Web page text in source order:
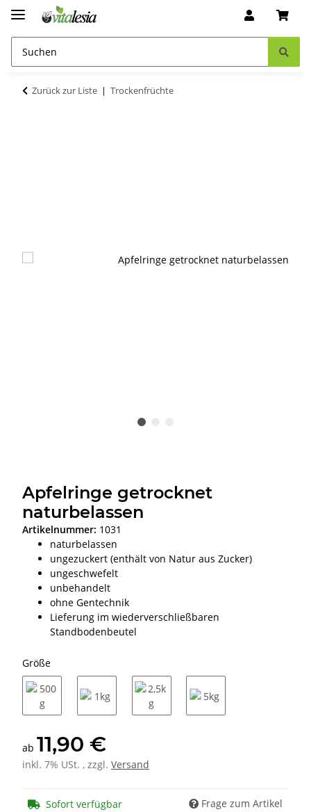
Zurück zur Liste Trockenfrüchte
Apfelringe getrocknet
naturbelassen
Artikelnummer: 1031
naturbelassen
ungezuckert (enthält von Natur aus Zucker)
ungeschwefelt
unbehandelt
ohne Gentechnik
Lieferung im wiederverschließbaren
Standbodenbeutel
Größe
ab 11,90 €
inkl. 7% USt. , zzgl. Versand
Sofort verfügbar Frage zum Artikel